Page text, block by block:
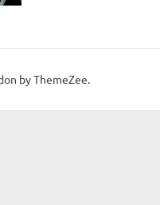
by ThemeZee.